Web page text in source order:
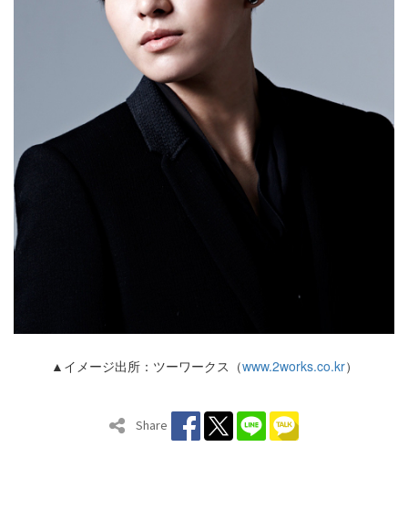
▲イメージ出所：ツーワークス（www.2works.co.kr）
Share